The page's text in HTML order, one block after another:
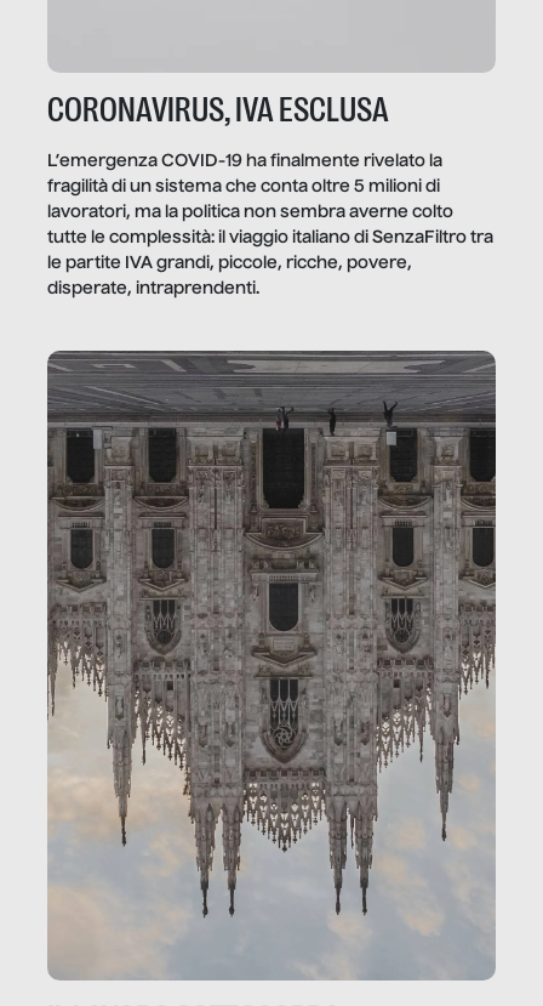
CORONAVIRUS, IVA ESCLUSA
L’emergenza COVID-19 ha finalmente rivelato la
fragilità di un sistema che conta oltre 5 milioni di
lavoratori, ma la politica non sembra averne colto
tutte le complessità: il viaggio italiano di SenzaFiltro tra
le partite IVA grandi, piccole, ricche, povere,
disperate, intraprendenti.